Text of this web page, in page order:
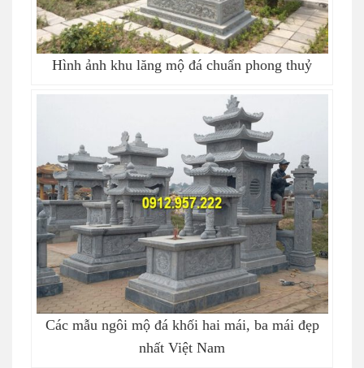
Hình ảnh khu lăng mộ đá chuẩn phong thuỷ
Các mẫu ngôi mộ đá khối hai mái, ba mái đẹp
nhất Việt Nam